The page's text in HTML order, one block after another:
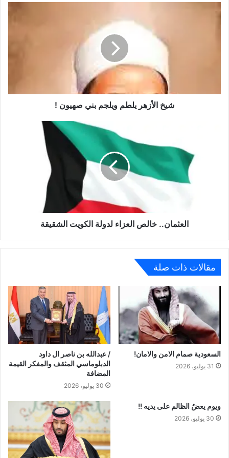
شيخ الأزهر يلطم ويلجم بني صهيون !
العثمان.. خالص العزاء لدولة الكويت الشقيقة
مقالات ذات صلة
السعودية صمام الامن والامان!
31 يوليو، 2026
/ عبدالله بن ناصر ال داود
الدبلوماسي المثقف والمفكر القيمة
المضافة
30 يوليو، 2026
ويوم يعضُ الظالم على يديه !!
30 يوليو، 2026